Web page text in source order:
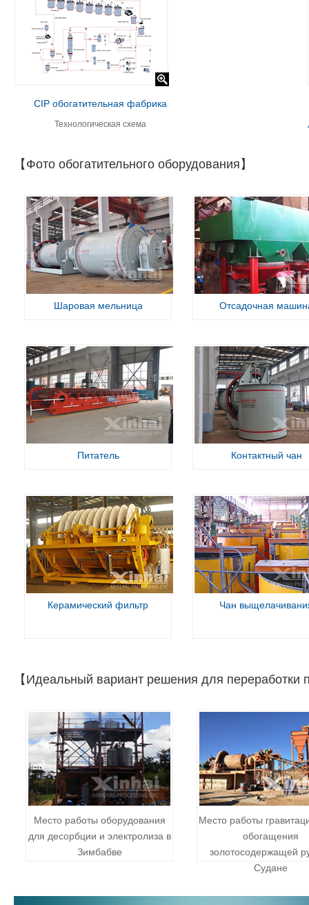
CIP обогатительная фабрика
Технологическая схема
【Фото обогатительного оборудования】
Шаровая мельница Отсадочная
Питатель Контактный чан
Керамический фильтр Чан
【Идеальный вариант решения для переработки
Место работы оборудования
для десорбции и электролиза в
Зимбабве
Место работы
обогащения
золотосодержащей
Судане